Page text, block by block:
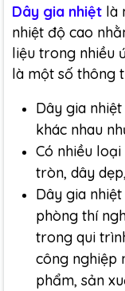
Dây gia nhiệt là
nhiệt độ cao
liệu trong nhiều
là một số thông
Dây gia
khác nhau
Có nhiều
tròn, dây
Dây gia
phòng thí
trong qui
công nghiệp
phẩm, sản